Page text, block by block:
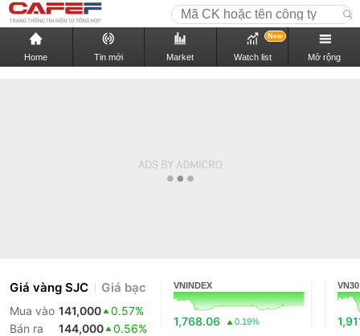
Home Tin mới Market Watch list
New
Mở rộng
Giá vàng SJC Giá bạc
Mua vào 141,000
0.57%
Bán ra
144,000 0.56%
VNINDEX
1,768.06 0.19%
VN30